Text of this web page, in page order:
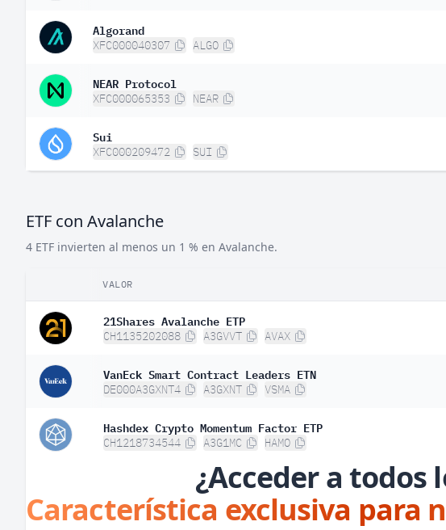
Algorand
XFC000040307 ALGO
NEAR Protocol
XFC000065353 NEAR
Sui
XFC000209472 SUI
ETF con Avalanche
4 ETF invierten al menos un 1 % en Avalanche.
VALOR
21Shares Avalanche ETP
CH1135202088 A3GVVT AVAX
VanEck Smart Contract Leaders ETN
DE000A3GXNT4 A3GXNT VSMA
Hashdex Crypto Momentum Factor ETP
CH1218734544 A3G1MC HAMO
¿Acceder a todos
Característica exclusiva para